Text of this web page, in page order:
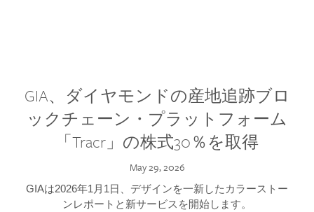
GIA、ダイヤモンドの産地追跡ブロ
ックチェーン・プラットフォーム
「Tracr」の株式30％を取得
May 29, 2026
GIAは2026年1月1日、デザインを一新したカラーストー
ンレポートと新サービスを開始します。